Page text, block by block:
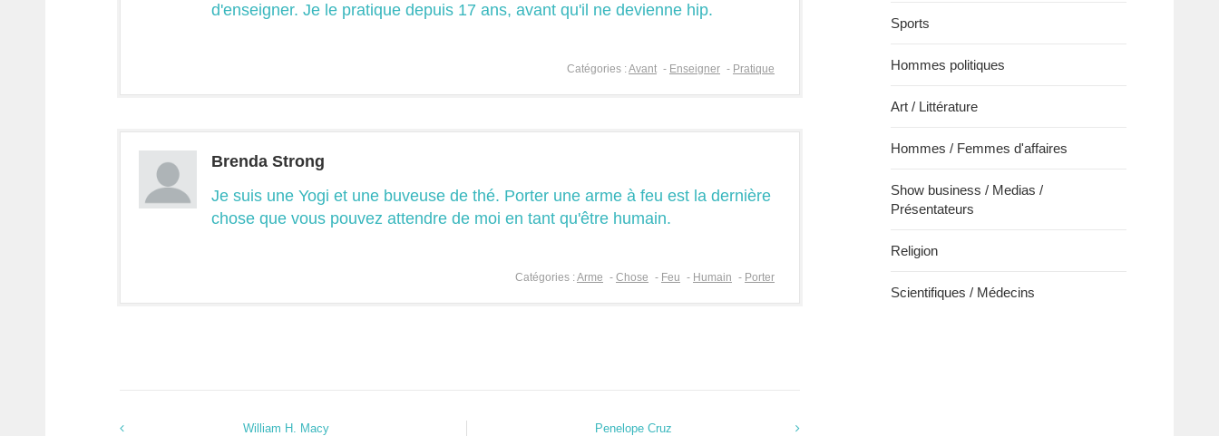
d'enseigner. Je le pratique depuis 17 ans, avant qu'il ne devienne hip.
Catégories :Avant - Enseigner - Pratique
Brenda Strong
Je suis une Yogi et une buveuse de thé. Porter une arme à feu est la dernière
chose que vous pouvez attendre de moi en tant qu'être humain.
Catégories :Arme - Chose - Feu - Humain - Porter
William H. Macy Penelope Cruz
Sports
Hommes politiques
Art / Littérature
Hommes / Femmes d'affaires
Show business / Medias /
Présentateurs
Religion
Scientifiques / Médecins